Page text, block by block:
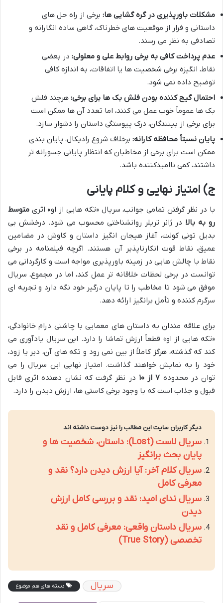
مشکلات باورپذیری در گره گشایی ها: برخی از راه حل های
داستانی و فرار از موقعیت های خطرناک، گاهی ساده انگارانه و
تصادفی به نظر می رسند.
عدم پرداخت کافی به برخی روابط علی و معلولی: در بعضی
نقاط، انگیزه برخی شخصیت ها یا اتفاقات، به اندازه کافی
توضیح داده نمی شود.
احتمال گیج کننده بودن فلش بک ها برای برخی: هرچند فلش
بک ها عموماً خوب عمل می کنند، اما تعدد آن ها ممکن است
برای برخی از بینندگان، درک پیوستگی داستان را دشوار سازد.
پایان نسبتاً محافظه کارانه: برخلاف شروع رادیکال، پایان بندی
ممکن است برای برخی از مخاطبان که انتظار پایانی جسورانه تر
داشتند، کمی ناامیدکننده باشد.
ج) امتیاز نهایی و کلام پایانی
با در نظر گرفتن تمامی جوانب، سریال «تکه هایی از او» اثری متوسط
رو به بالا در ژانر تریلر روانشناختی محسوب می شود. درخشش بی
بدیل تونی کولت، آغاز هیجان انگیز داستان و کاوش در مضامین
عمیق، نقاط قوت انکارناپذیر آن هستند. اگرچه فیلمنامه در برخی
نقاط با چالش هایی در زمینه باورپذیری مواجه است و کارگردانی می
توانست در برخی لحظات خلاقانه تر عمل کند، اما در مجموع، سریال
موفق می شود تا مخاطب را تا پایان درگیر خود نگه دارد و تجربه ای
سرگرم کننده و تأمل برانگیز ارائه دهد.
برای علاقه مندان به داستان های معمایی با چاشنی درام خانوادگی،
«تکه هایی از او» قطعاً ارزش تماشا را دارد. این سریال یادآوری می
کند که گذشته، هرگز کاملاً از بین نمی رود و تکه های آن، دیر یا زود،
خود را به نمایش خواهند گذاشت. امتیاز نهایی این سریال را می
توان در محدوده ۷ از ۱۰
در نظر گرفت که نشان دهنده اثری قابل
قبول و جذاب است که با وجود برخی کاستی ها، ارزش دیدن را دارد.
دیگر کاربران سایت این مطالب را نیز دوست داشته اند
سریال لاست (Lost): داستان، شخصیت ها و
پایان بحث برانگیز
سریال کلام آخر: آیا ارزش دیدن دارد؟ نقد و
معرفی کامل
سریال ندای امید: نقد و بررسی کامل ارزش
دیدن
سریال داستان واقعی: معرفی کامل و نقد
تخصصی (True Story)
دسته های هم موضوع سریال